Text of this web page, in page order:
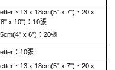
、13 x 18cm(5" x 7")、20 x
x 10")：10張
x 6")：20張
：10張
、13 x 18cm(5" x 7")、20 x